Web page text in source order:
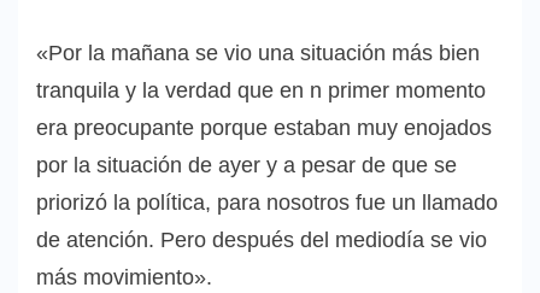
«Por la mañana se vio una situación más bien
tranquila y la verdad que en n primer momento
era preocupante porque estaban muy enojados
por la situación de ayer y a pesar de que se
priorizó la política, para nosotros fue un llamado
de atención. Pero después del mediodía se vio
más movimiento».